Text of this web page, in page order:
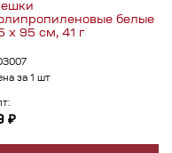
белые
x 95 см, 41 г
за 1 шт
₽